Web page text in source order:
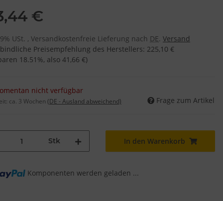
€
USt. , Versandkostenfreie Lieferung nach DE. Versand
Preisempfehlung des Herstellers: 225,10 €
18.51%, also 41,66 €)
nicht verfügbar
ca. 3 Wochen (DE - Ausland abweichend) Frage zum Artikel
Stk In den Warenkorb
Komponenten werden geladen ...